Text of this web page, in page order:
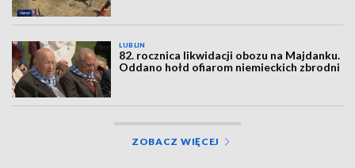
LUBLIN
82. rocznica likwidacji obozu na Majdanku.
Oddano hołd ofiarom niemieckich zbrodni
ZOBACZ WIĘCEJ